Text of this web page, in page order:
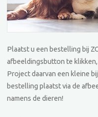
Plaatst u een bestelling bij
afbeeldingsbutton te
Project daarvan een kleine
bestelling plaatst via de
namens de dieren!